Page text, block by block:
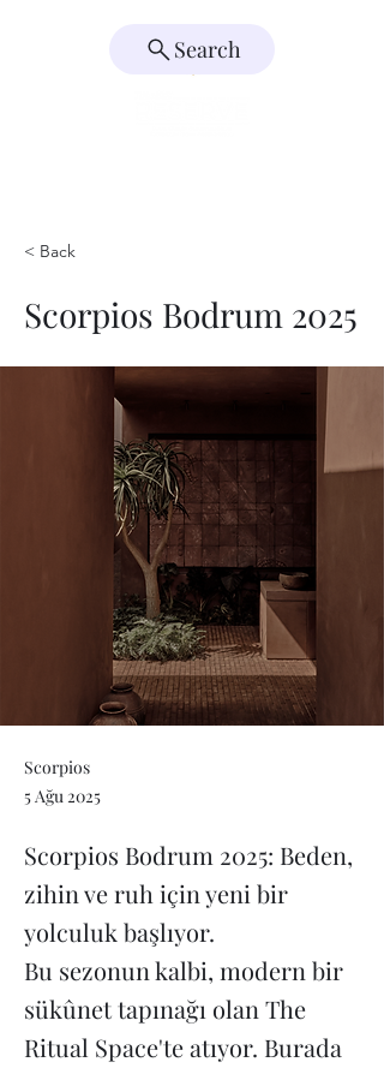
Search
< Back
Scorpios Bodrum 2025
Scorpios
5 Ağu 2025
Scorpios Bodrum 2025: Beden,
zihin ve ruh için yeni bir
yolculuk başlıyor.
Bu sezonun kalbi, modern bir
sükûnet tapınağı olan The
Ritual Space'te atıyor. Burada